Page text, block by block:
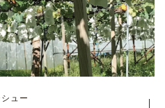
について
紹介
らせ
ュー